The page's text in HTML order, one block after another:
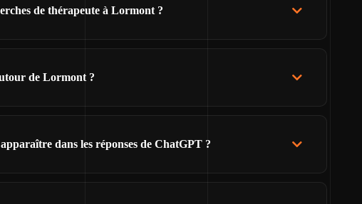
de thérapeute à Lormont ?
de Lormont ?
dans les réponses de ChatGPT ?